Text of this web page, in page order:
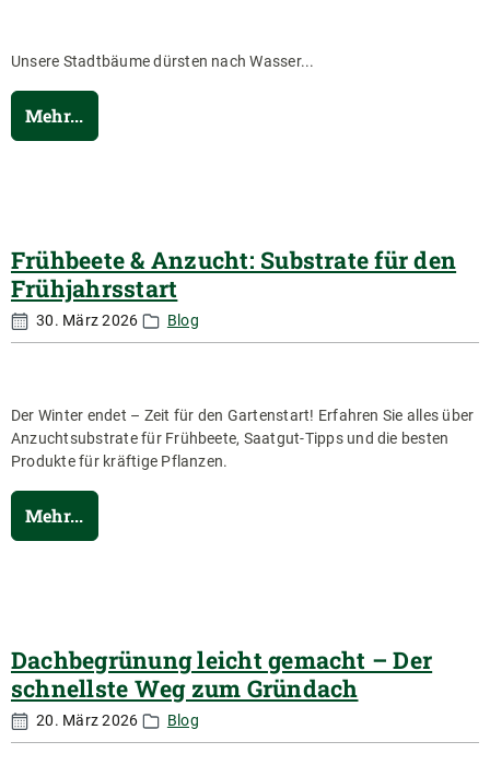
Unsere Stadtbäume dürsten nach Wasser...
Mehr...
Frühbeete & Anzucht: Substrate für den
Frühjahrsstart
30. März 2026 Blog
Der Winter endet – Zeit für den Gartenstart! Erfahren Sie alles über
Anzuchtsubstrate für Frühbeete, Saatgut-Tipps und die besten
Produkte für kräftige Pflanzen.
Mehr...
Dachbegrünung leicht gemacht – Der
schnellste Weg zum Gründach
20. März 2026 Blog